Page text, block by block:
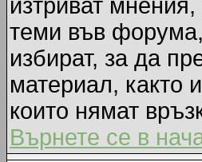
изтриват
теми във
избират, за да
материал, както
които нямат
Върнете се в